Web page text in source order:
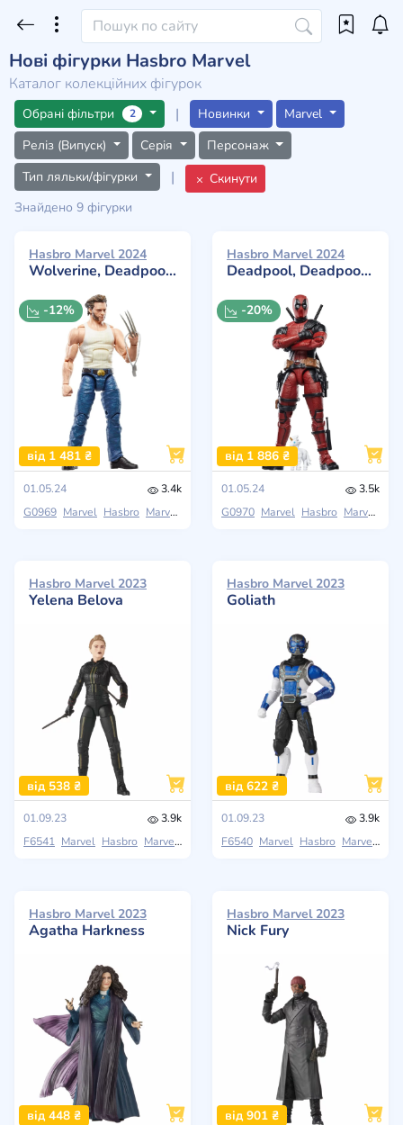
Нові фігурки Hasbro Marvel
Каталог колекційних фігурок
Обрані фільтри 2 | Новинки
Marvel
Реліз (Випуск)
Серія
Персонаж
Тип ляльки/фігурки
|
Скинути
Знайдено 9 фігурки
Hasbro Marvel 2024
Wolverine, Deadpool 2
-12%
від 1 481 ₴
01.05.24
3.4k
G0969 Marvel Hasbro Marvel Legends Series
Hasbro Marvel 2024
Deadpool, Deadpool 2
-20%
від 1 886 ₴
01.05.24
3.5k
G0970 Marvel Hasbro Marvel Legends Series
Hasbro Marvel 2023
Yelena Belova
від 538 ₴
01.09.23
3.9k
F6541 Marvel Hasbro Marvel Legends Series
Hasbro Marvel 2023
Goliath
від 622 ₴
01.09.23
3.9k
F6540 Marvel Hasbro Marvel Legends Series
Hasbro Marvel 2023
Agatha Harkness
від 448 ₴
Hasbro Marvel 2023
Nick Fury
від 901 ₴